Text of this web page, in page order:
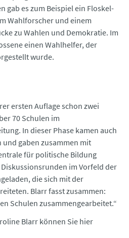
gab es zum Beispiel ein Floskel-
Wahlforscher und einem
zu Wahlen und Demokratie. Im
einen Wahlhelfer, der
wurde.
ersten Auflage schon zwei
70 Schulen im
In dieser Phase kamen auch
und gaben zusammen mit
für politische Bildung
im Vorfeld der
die sich mit der
Blarr fasst zusammen:
Schulen zusammengearbeitet.“
Blarr können Sie hier